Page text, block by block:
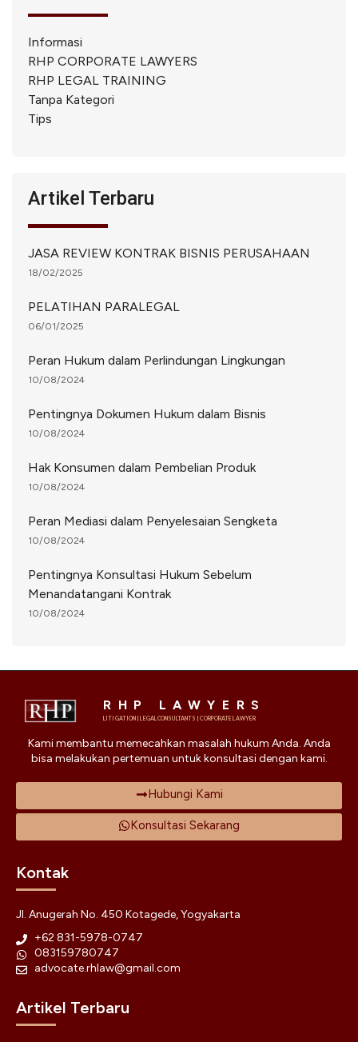
Informasi
RHP CORPORATE LAWYERS
RHP LEGAL TRAINING
Tanpa Kategori
Tips
Artikel Terbaru
JASA REVIEW KONTRAK BISNIS PERUSAHAAN
18/02/2025
PELATIHAN PARALEGAL
06/01/2025
Peran Hukum dalam Perlindungan Lingkungan
10/08/2024
Pentingnya Dokumen Hukum dalam Bisnis
10/08/2024
Hak Konsumen dalam Pembelian Produk
10/08/2024
Peran Mediasi dalam Penyelesaian Sengketa
10/08/2024
Pentingnya Konsultasi Hukum Sebelum
Menandatangani Kontrak
10/08/2024
RHP LAWYERS
LITIGATION | LEGAL CONSULTANTS | CORPORATE LAWYER
Kami membantu memecahkan masalah hukum Anda. Anda
bisa melakukan pertemuan untuk konsultasi dengan kami.
Hubungi Kami
Konsultasi Sekarang
Kontak
Jl. Anugerah No. 450 Kotagede, Yogyakarta
+62 831-5978-0747
083159780747
advocate.rhlaw@gmail.com
Artikel Terbaru